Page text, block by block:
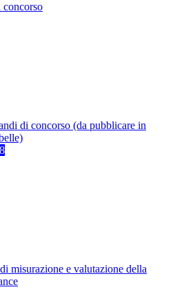
di concorso (da pubblicare in
misurazione e valutazione della